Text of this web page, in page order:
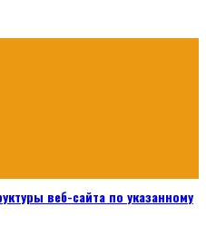
веб-сайта по указанному